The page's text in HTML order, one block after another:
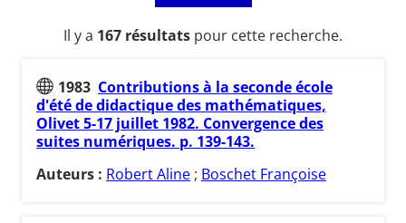
Il y a 167 résultats pour cette recherche.
1983 Contributions à la seconde école
d'été de didactique des mathématiques,
Olivet 5-17 juillet 1982. Convergence des
suites numériques. p. 139-143.
Auteurs : Robert Aline ; Boschet Françoise